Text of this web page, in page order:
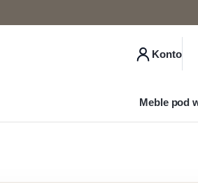
Konto
Meble pod